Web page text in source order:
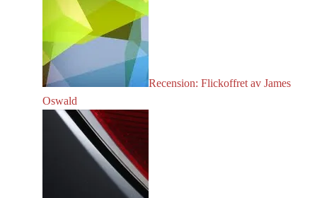
Recension: Flickoffret av James
Oswald